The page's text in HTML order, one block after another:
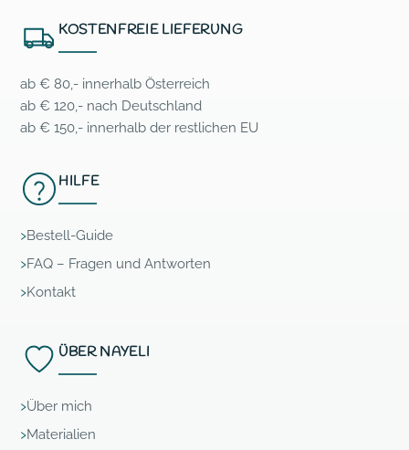
KOSTENFREIE LIEFERUNG
ab € 80,- innerhalb Österreich
ab € 120,- nach Deutschland
ab € 150,- innerhalb der restlichen EU
HILFE
Bestell-Guide
FAQ – Fragen und Antworten
Kontakt
ÜBER NAYELI
Über mich
Materialien